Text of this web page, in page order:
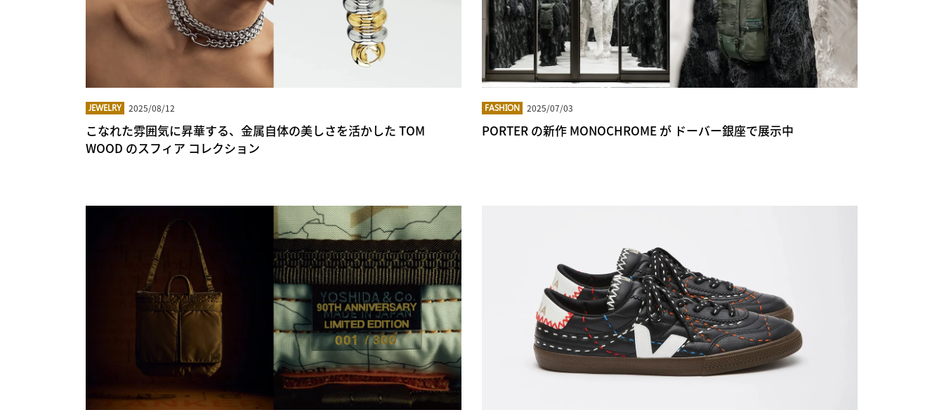
JEWELRY 2025/08/12
こなれた雰囲気に昇華する、金属自体の美しさを活かした TOM
WOOD のスフィア コレクション
FASHION 2025/07/03
PORTER の新作 MONOCHROME が ドーバー銀座で展示中